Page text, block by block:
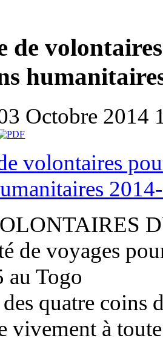
de
Octobre 2014
volontaires
de voyages
au Togo
quatre coins
vivement à